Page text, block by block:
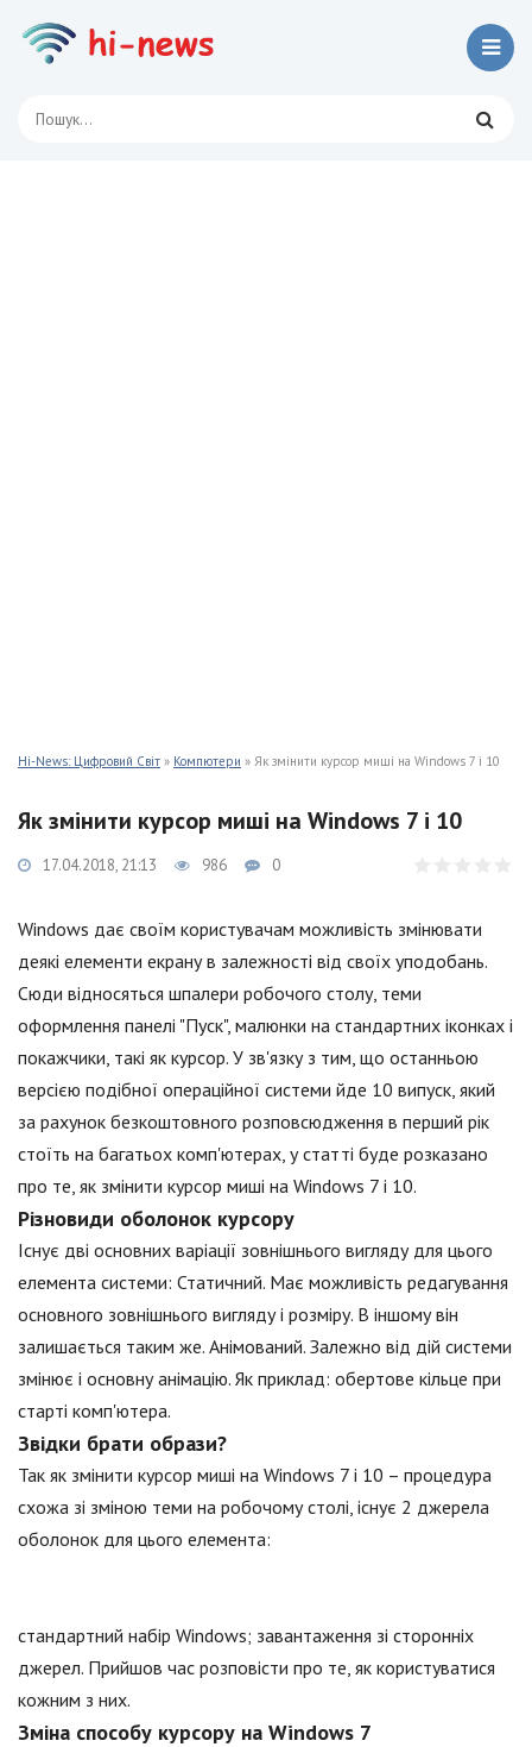
Hi-News: Цифровий Світ » Компютери » Як змінити курсор миші на Windows 7 і 10
Як змінити курсор миші на Windows 7 і 10
17.04.2018, 21:13 986 0
Windows дає своїм користувачам можливість змінювати
деякі елементи екрану в залежності від своїх уподобань.
Сюди відносяться шпалери робочого столу, теми
оформлення панелі "Пуск", малюнки на стандартних іконках і
покажчики, такі як курсор. У зв'язку з тим, що останньою
версією подібної операційної системи йде 10 випуск, який
за рахунок безкоштовного розповсюдження в перший рік
стоїть на багатьох комп'ютерах, у статті буде розказано
про те, як змінити курсор миші на Windows 7 і 10.
Різновиди оболонок курсору
Існує дві основних варіації зовнішнього вигляду для цього
елемента системи: Статичний. Має можливість редагування
основного зовнішнього вигляду і розміру. В іншому він
залишається таким же. Анімований. Залежно від дій системи
змінює і основну анімацію. Як приклад: обертове кільце при
старті комп'ютера.
Звідки брати образи?
Так як змінити курсор миші на Windows 7 і 10 – процедура
схожа зі зміною теми на робочому столі, існує 2 джерела
оболонок для цього елемента:
стандартний набір Windows; завантаження зі сторонніх
джерел. Прийшов час розповісти про те, як користуватися
кожним з них.
Зміна способу курсору на Windows 7